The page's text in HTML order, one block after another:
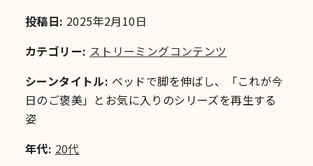
投稿日: 2025年2月10日
カテゴリー: ストリーミングコンテンツ
シーンタイトル: ベッドで脚を伸ばし、「これが今
日のご褒美」とお気に入りのシリーズを再生する
姿
年代: 20代